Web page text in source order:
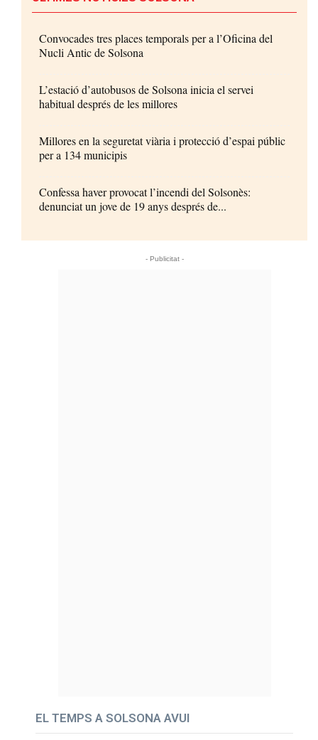
Convocades tres places temporals per a l’Oficina del
Nucli Antic de Solsona
L’estació d’autobusos de Solsona inicia el servei
habitual després de les millores
Millores en la seguretat viària i protecció d’espai públic
per a 134 municipis
Confessa haver provocat l’incendi del Solsonès:
denunciat un jove de 19 anys després de...
- Publicitat -
EL TEMPS A SOLSONA AVUI